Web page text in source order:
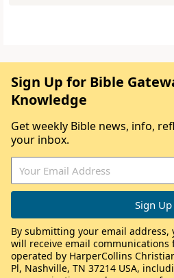
Sign Up for Bible
Knowledge
Get weekly Bible news, info,
your inbox.
By submitting your email
will receive email communications
operated by HarperCollins
Pl, Nashville, TN 37214 USA,